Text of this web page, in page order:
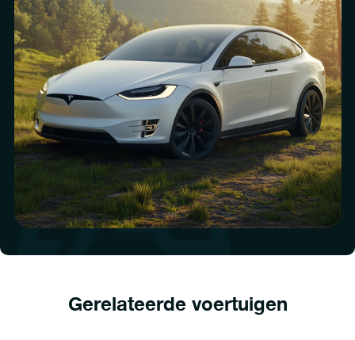
Gerelateerde voertuigen